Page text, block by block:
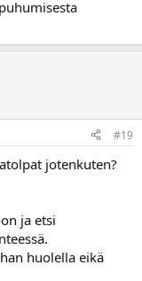
#19
jotenkuten?
ja etsi
huolella eikä